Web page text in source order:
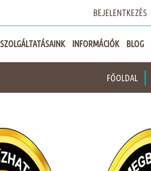
BEJELENTKEZÉS
SZOLGÁLTATÁSAINK INFORMÁCIÓK BLOG
FŐOLDAL |